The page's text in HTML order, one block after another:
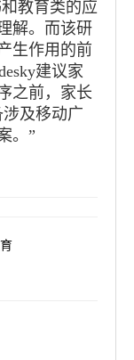
和教育类的应
解。而该研
生作用的前
建议家
之前，家长
及移动广
。”